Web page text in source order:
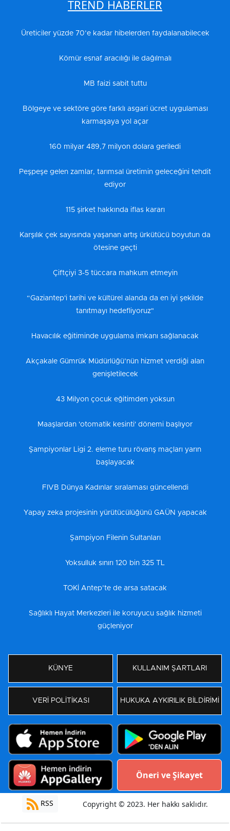
TREND HABERLER
Üreticiler yüzde 70’e kadar hibelerden faydalanabilecek
Kömür esnaf aracılığı ile dağılmalı
MB faizi sabit tuttu
Bölgeye ve sektöre göre farklı asgari ücret uygulaması
karmaşaya yol açar
160 milyar 489,7 milyon dolara geriledi
Peşpeşe gelen zamlar, tarımsal üretimin geleceğini tehdit
ediyor
115 şirket hakkında iflas kararı
Karşılık çek sayısında yaşanan artış ürkütücü boyutun da
ötesine geçti
Çiftçiyi 3-5 tüccara mahkum etmeyin
“Gaziantep'i tarihi ve kültürel alanda da en iyi şekilde
tanıtmayı hedefliyoruz"
Havacılık eğitiminde uygulama imkanı sağlanacak
Akçakale Gümrük Müdürlüğü’nün hizmet verdiği alan
genişletilecek
43 Milyon çocuk eğitimden yoksun
Maaşlardan 'otomatik kesinti' dönemi başlıyor
Şampiyonlar Ligi 2. eleme turu rövanş maçları yarın
başlayacak
FIVB Dünya Kadınlar sıralaması güncellendi
Yapay zeka projesinin yürütücülüğünü GAÜN yapacak
Şampiyon Filenin Sultanları
Yoksulluk sınırı 120 bin 325 TL
TOKİ Antep’te de arsa satacak
Sağlıklı Hayat Merkezleri ile koruyucu sağlık hizmeti
güçleniyor
KÜNYE KULLANIM ŞARTLARI
VERİ POLİTİKASI HUKUKA AYKIRILIK BİLDİRİMİ
Öneri ve Şikayet
RSS Copyright © 2023. Her hakkı saklıdır.